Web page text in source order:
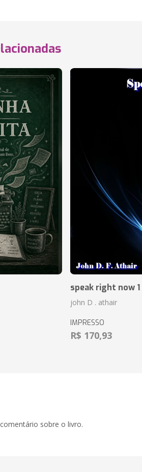
speak right now
john D . athair
IMPRESSO
R$ 170,93
sobre o livro.